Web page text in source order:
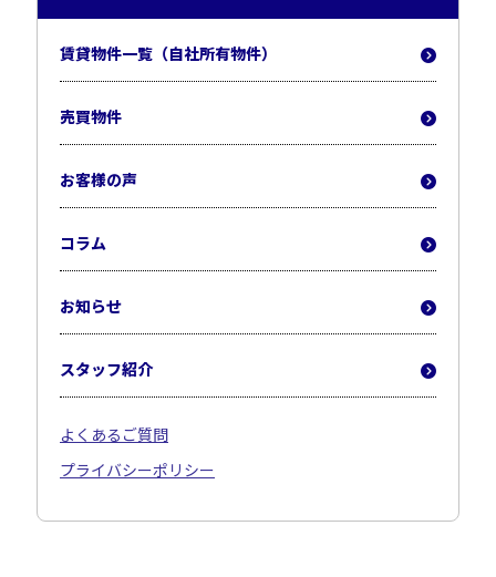
賃貸物件一覧（自社所有物件）
売買物件
お客様の声
コラム
お知らせ
スタッフ紹介
よくあるご質問
プライバシーポリシー